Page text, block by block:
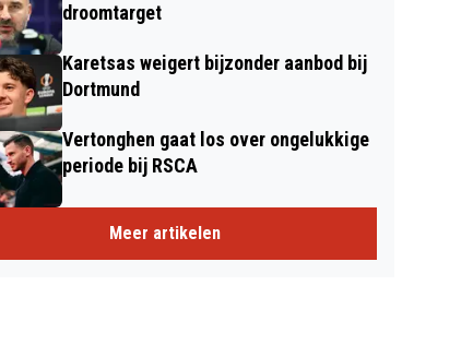
droomtarget
Karetsas weigert bijzonder aanbod bij
Dortmund
Vertonghen gaat los over ongelukkige
periode bij RSCA
Meer artikelen